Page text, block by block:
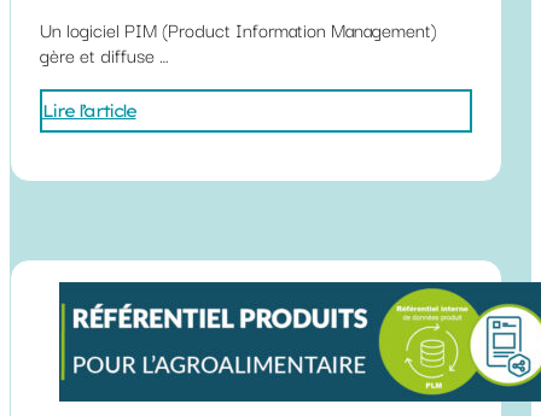
Un logiciel PIM (Product Information Management)
gère et diffuse …
Lire l’article